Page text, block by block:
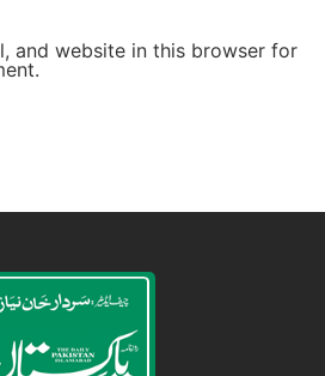
and website in this browser for